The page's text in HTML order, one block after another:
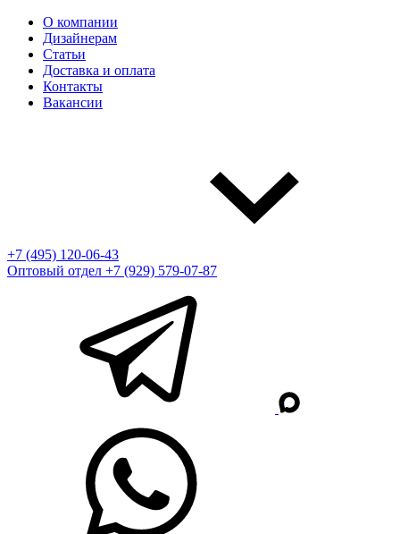
О компании
Дизайнерам
Статьи
Доставка и оплата
Контакты
Вакансии
+7 (495) 120-06-43
Оптовый отдел +7 (929) 579-07-87